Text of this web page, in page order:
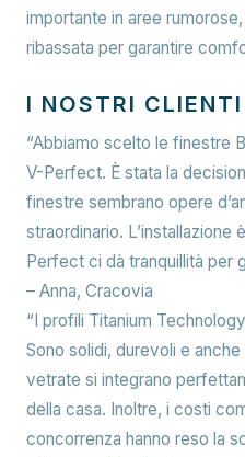
importante in aree
ribassata per garantire
I NOSTRI
“Abbiamo scelto le finestre
V-Perfect. È stata la
finestre sembrano opere
straordinario. L’installazione
Perfect ci dà tranquillità per
– Anna, Cracovia
“I profili Titanium
Sono solidi, durevoli e
vetrate si integrano
della casa. Inoltre, i costi
concorrenza hanno reso la